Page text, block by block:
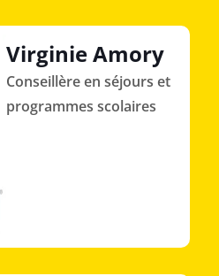
Virginie Amory
Conseillère en séjours et
programmes scolaires